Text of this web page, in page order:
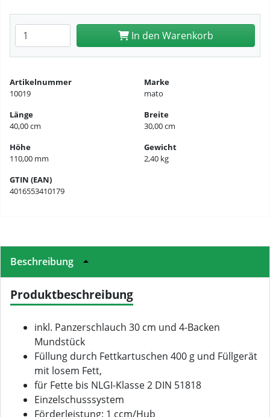
Anzahl eingeben In den Warenkorb
Artikelnummer
10019
Marke
mato
Länge
40,00 cm
Breite
30,00 cm
Höhe
110,00 mm
Gewicht
2,40 kg
GTIN (EAN)
4016553410179
Beschreibung
Produktbeschreibung
inkl. Panzerschlauch 30 cm und 4-Backen
Mundstück
Füllung durch Fettkartuschen 400 g und Füllgerät
mit losem Fett,
für Fette bis NLGI-Klasse 2 DIN 51818
Einzelschusssystem
Förderleistung: 1 ccm/Hub